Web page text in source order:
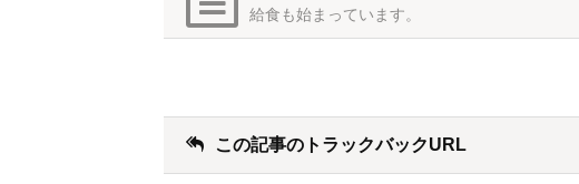
給食も始まっています。
この記事のトラックバックURL